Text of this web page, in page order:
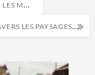
VOYAGE SURPRENANT À TRAVERS LES PAYSAGES MÉCONNUS DU CAMEROUN